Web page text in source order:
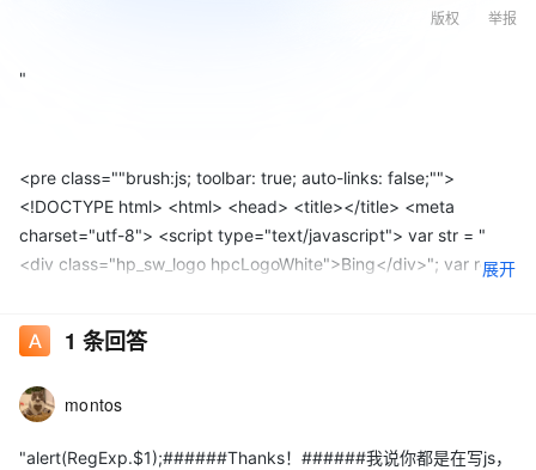
举报
版权
"
<pre class=""brush:js; toolbar: true; auto-links: false;"">
<!DOCTYPE html> <html> <head> <title></title> <meta
charset="utf-8"> <script type="text/javascript"> var str = "
<div class="hp_sw_logo hpcLogoWhite">Bing</div>"; var reg =
</head> <body>
展开
1 条回答
montos
"alert(RegExp.$1);######Thanks！######我说你都是在写js，